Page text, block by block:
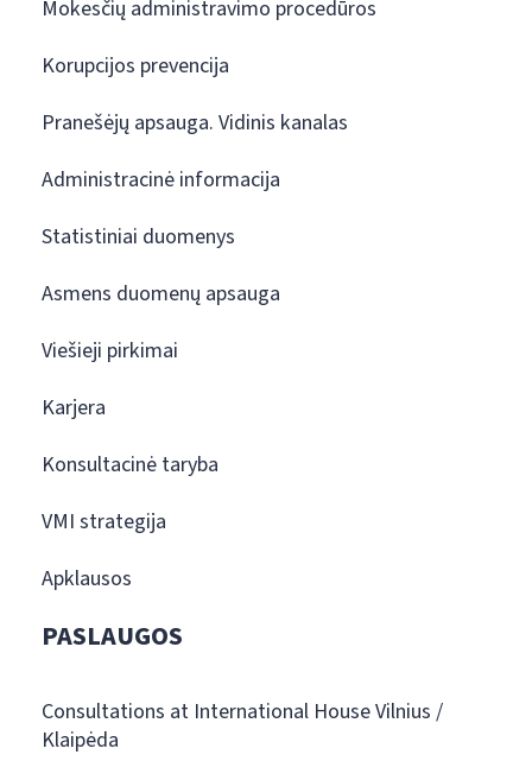
Mokesčių administravimo procedūros
Korupcijos prevencija
Pranešėjų apsauga. Vidinis kanalas
Administracinė informacija
Statistiniai duomenys
Asmens duomenų apsauga
Viešieji pirkimai
Karjera
Konsultacinė taryba
VMI strategija
Apklausos
PASLAUGOS
Consultations at International House Vilnius /
Klaipėda